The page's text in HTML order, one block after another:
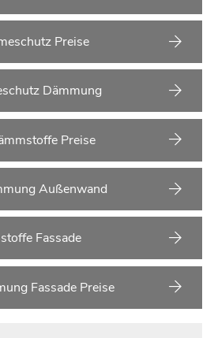
Preise
Dämmung
Preise
Außenwand
Fassade
Fassade Preise